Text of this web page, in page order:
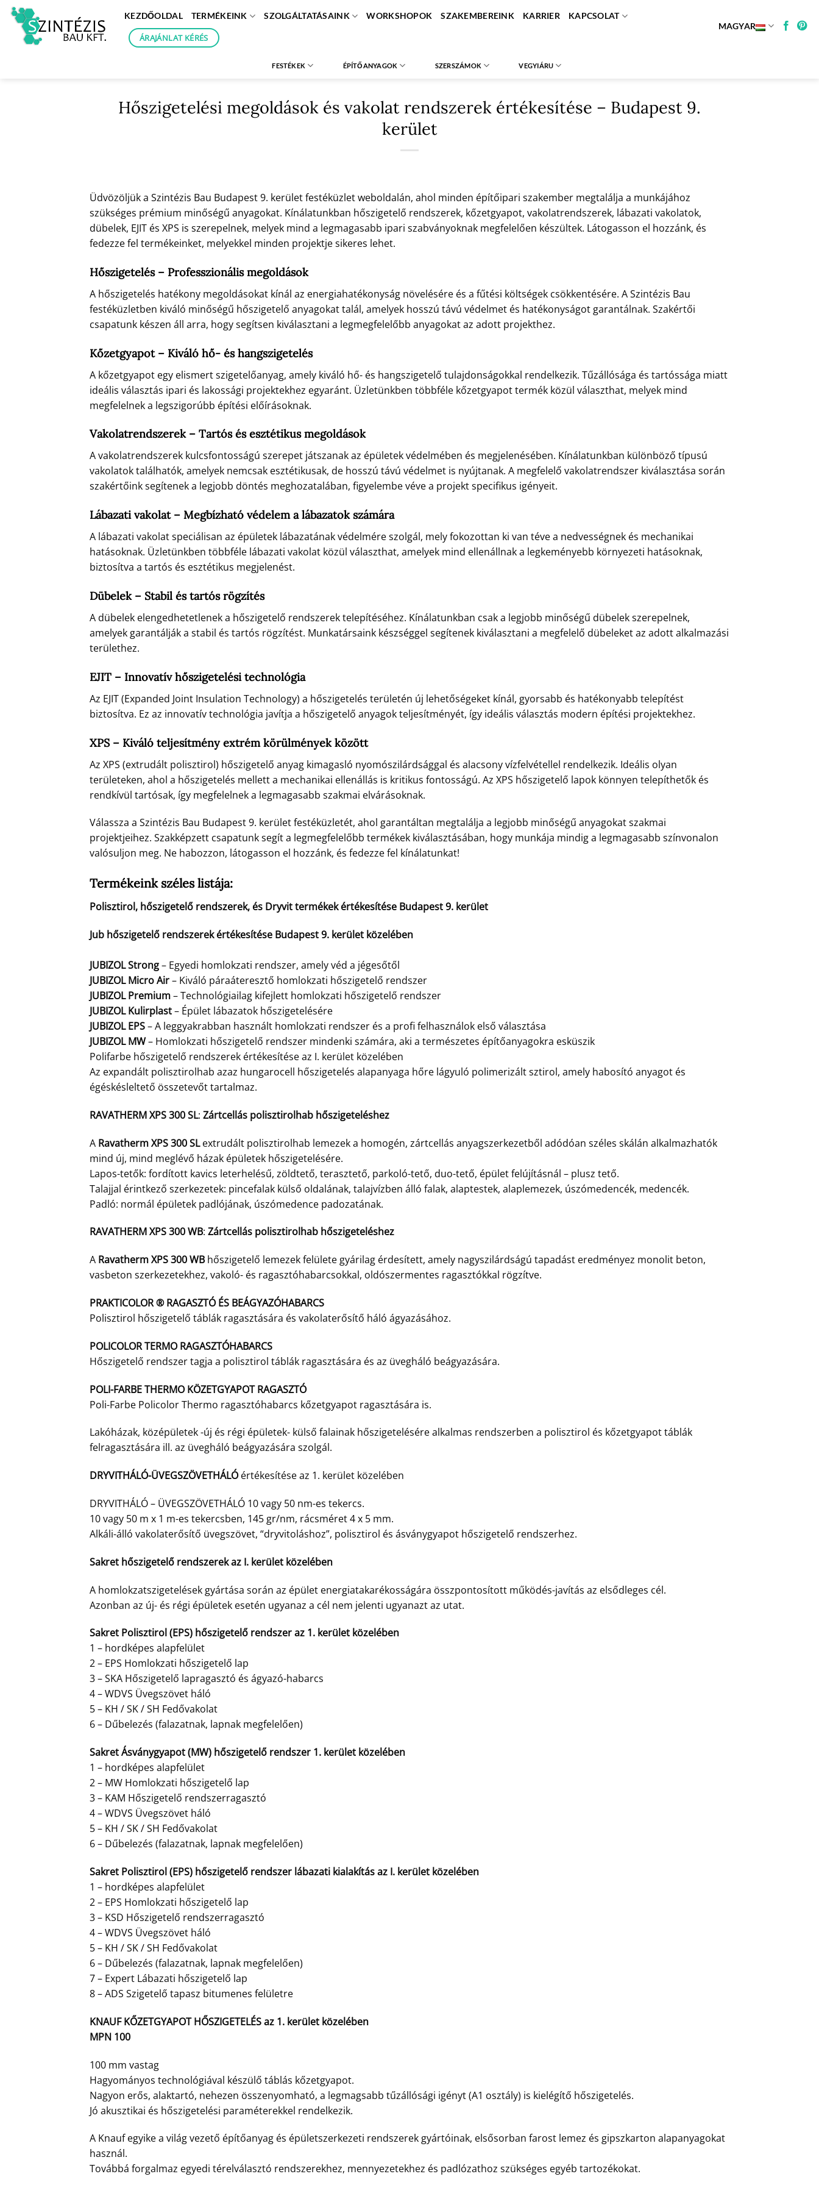
Skip
content
KEZDŐOLDAL TERMÉKEINK SZOLGÁLTATÁSAINK WORKSHOPOK SZAKEMBEREINK KARRIER KAPCSOLAT
ÁRAJÁNLAT KÉRÉS
MAGYAR
FESTÉKEK ÉPÍTŐANYAGOK SZERSZÁMOK VEGYIÁRU
Hőszigetelési megoldások és vakolat rendszerek értékesítése – Budapest 9.
kerület
Üdvözöljük a Szintézis Bau Budapest 9. kerület festéküzlet weboldalán, ahol minden építőipari szakember megtalálja a munkájához
szükséges prémium minőségű anyagokat. Kínálatunkban hőszigetelő rendszerek, kőzetgyapot, vakolatrendszerek, lábazati vakolatok,
dübelek, EJIT és XPS is szerepelnek, melyek mind a legmagasabb ipari szabványoknak megfelelően készültek. Látogasson el hozzánk, és
fedezze fel termékeinket, melyekkel minden projektje sikeres lehet.
Hőszigetelés – Professzionális megoldások
A hőszigetelés hatékony megoldásokat kínál az energiahatékonyság növelésére és a fűtési költségek csökkentésére. A Szintézis Bau
festéküzletben kiváló minőségű hőszigetelő anyagokat talál, amelyek hosszú távú védelmet és hatékonyságot garantálnak. Szakértői
csapatunk készen áll arra, hogy segítsen kiválasztani a legmegfelelőbb anyagokat az adott projekthez.
Kőzetgyapot – Kiváló hő- és hangszigetelés
A kőzetgyapot egy elismert szigetelőanyag, amely kiváló hő- és hangszigetelő tulajdonságokkal rendelkezik. Tűzállósága és tartóssága miatt
ideális választás ipari és lakossági projektekhez egyaránt. Üzletünkben többféle kőzetgyapot termék közül választhat, melyek mind
megfelelnek a legszigorúbb építési előírásoknak.
Vakolatrendszerek – Tartós és esztétikus megoldások
A vakolatrendszerek kulcsfontosságú szerepet játszanak az épületek védelmében és megjelenésében. Kínálatunkban különböző típusú
vakolatok találhatók, amelyek nemcsak esztétikusak, de hosszú távú védelmet is nyújtanak. A megfelelő vakolatrendszer kiválasztása során
szakértőink segítenek a legjobb döntés meghozatalában, figyelembe véve a projekt specifikus igényeit.
Lábazati vakolat – Megbízható védelem a lábazatok számára
A lábazati vakolat speciálisan az épületek lábazatának védelmére szolgál, mely fokozottan ki van téve a nedvességnek és mechanikai
hatásoknak. Üzletünkben többféle lábazati vakolat közül választhat, amelyek mind ellenállnak a legkeményebb környezeti hatásoknak,
biztosítva a tartós és esztétikus megjelenést.
Dübelek – Stabil és tartós rögzítés
A dübelek elengedhetetlenek a hőszigetelő rendszerek telepítéséhez. Kínálatunkban csak a legjobb minőségű dübelek szerepelnek,
amelyek garantálják a stabil és tartós rögzítést. Munkatársaink készséggel segítenek kiválasztani a megfelelő dübeleket az adott alkalmazási
területhez.
EJIT – Innovatív hőszigetelési technológia
Az EJIT (Expanded Joint Insulation Technology) a hőszigetelés területén új lehetőségeket kínál, gyorsabb és hatékonyabb telepítést
biztosítva. Ez az innovatív technológia javítja a hőszigetelő anyagok teljesítményét, így ideális választás modern építési projektekhez.
XPS – Kiváló teljesítmény extrém körülmények között
Az XPS (extrudált polisztirol) hőszigetelő anyag kimagasló nyomószilárdsággal és alacsony vízfelvétellel rendelkezik. Ideális olyan
területeken, ahol a hőszigetelés mellett a mechanikai ellenállás is kritikus fontosságú. Az XPS hőszigetelő lapok könnyen telepíthetők és
rendkívül tartósak, így megfelelnek a legmagasabb szakmai elvárásoknak.
Válassza a Szintézis Bau Budapest 9. kerület festéküzletét, ahol garantáltan megtalálja a legjobb minőségű anyagokat szakmai
projektjeihez. Szakképzett csapatunk segít a legmegfelelőbb termékek kiválasztásában, hogy munkája mindig a legmagasabb színvonalon
valósuljon meg. Ne habozzon, látogasson el hozzánk, és fedezze fel kínálatunkat!
Termékeink széles listája:
Polisztirol, hőszigetelő rendszerek, és Dryvit termékek értékesítése Budapest 9. kerület
Jub hőszigetelő rendszerek értékesítése Budapest 9. kerület közelében
JUBIZOL Strong– Egyedi homlokzati rendszer, amely véd a jégesőtől
JUBIZOL Micro Air– Kiváló páraáteresztő homlokzati hőszigetelő rendszer
JUBIZOL Premium– Technológiailag kifejlett homlokzati hőszigetelő rendszer
JUBIZOL Kulirplast– Épület lábazatok hőszigetelésére
JUBIZOL EPS– A leggyakrabban használt homlokzati rendszer és a profi felhasználok első választása
JUBIZOL MW– Homlokzati hőszigetelő rendszer mindenki számára, aki a természetes építőanyagokra esküszik
Polifarbe hőszigetelő rendszerek értékesítése az I. kerület közelében
Az expandált polisztirolhab azaz hungarocell hőszigetelés alapanyaga hőre lágyuló polimerizált sztirol, amely habosító anyagot és
égéskésleltető összetevőt tartalmaz.
RAVATHERM XPS 300 SL: Zártcellás polisztirolhab hőszigeteléshez
A Ravatherm XPS 300 SLextrudált polisztirolhab lemezek a homogén, zártcellás anyagszerkezetből adódóan széles skálán alkalmazhatók
mind új, mind meglévő házak épületek hőszigetelésére.
Lapos-tetők: fordított kavics leterhelésű, zöldtető, terasztető, parkoló-tető, duo-tető, épület felújításnál – plusz tető.
Talajjal érintkező szerkezetek: pincefalak külső oldalának, talajvízben álló falak, alaptestek, alaplemezek, úszómedencék, medencék.
Padló: normál épületek padlójának, úszómedence padozatának.
RAVATHERM XPS 300 WB: Zártcellás polisztirolhab hőszigeteléshez
A Ravatherm XPS 300 WB hőszigetelő lemezek felülete gyárilag érdesített, amely nagyszilárdságú tapadást eredményez monolit beton,
vasbeton szerkezetekhez, vakoló- és ragasztóhabarcsokkal, oldószermentes ragasztókkal rögzítve.
PRAKTICOLOR ® RAGASZTÓ ÉS BEÁGYAZÓHABARCS
Polisztirol hőszigetelő táblák ragasztására és vakolaterősítő háló ágyazásához.
POLICOLOR TERMO RAGASZTÓHABARCS
Hőszigetelő rendszer tagja a polisztirol táblák ragasztására és az üvegháló beágyazására.
POLI-FARBE THERMO KÖZETGYAPOT RAGASZTÓ
Poli-Farbe Policolor Thermo ragasztóhabarcs kőzetgyapot ragasztására is.
Lakóházak, középületek -új és régi épületek- külső falainak hőszigetelésére alkalmas rendszerben a polisztirol és kőzetgyapot táblák
felragasztására ill. az üvegháló beágyazására szolgál.
DRYVITHÁLÓ-ÜVEGSZÖVETHÁLÓértékesítése az 1. kerület közelében
DRYVITHÁLÓ – ÜVEGSZÖVETHÁLÓ 10 vagy 50 nm-es tekercs.
10 vagy 50 m x 1 m-es tekercsben, 145 gr/nm, rácsméret 4 x 5 mm.
Alkáli-álló vakolaterősítő üvegszövet, “dryvitoláshoz”, polisztirol és ásványgyapot hőszigetelő rendszerhez.
Sakret hőszigetelő rendszerek az I. kerület közelében
A homlokzatszigetelések gyártása során az épület energiatakarékosságára összpontosított működés-javítás az elsődleges cél.
Azonban az új- és régi épületek esetén ugyanaz a cél nem jelenti ugyanazt az utat.
Sakret Polisztirol (EPS) hőszigetelő rendszer az 1. kerület közelében
1 – hordképes alapfelület
2 – EPS Homlokzati hőszigetelő lap
3 – SKA Hőszigetelő lapragasztó és ágyazó-habarcs
4 – WDVS Üvegszövet háló
5 – KH / SK / SH Fedővakolat
6 – Dűbelezés (falazatnak, lapnak megfelelően)
Sakret Ásványgyapot (MW) hőszigetelő rendszer 1. kerület közelében
1 – hordképes alapfelület
2 – MW Homlokzati hőszigetelő lap
3 – KAM Hőszigetelő rendszerragasztó
4 – WDVS Üvegszövet háló
5 – KH / SK / SH Fedővakolat
6 – Dűbelezés (falazatnak, lapnak megfelelően)
Sakret Polisztirol (EPS) hőszigetelő rendszer lábazati kialakítás az I. kerület közelében
1 – hordképes alapfelület
2 – EPS Homlokzati hőszigetelő lap
3 – KSD Hőszigetelő rendszerragasztó
4 – WDVS Üvegszövet háló
5 – KH / SK / SH Fedővakolat
6 – Dűbelezés (falazatnak, lapnak megfelelően)
7 – Expert Lábazati hőszigetelő lap
8 – ADS Szigetelő tapasz bitumenes felületre
KNAUF KŐZETGYAPOT HŐSZIGETELÉS az 1. kerület közelében
MPN 100
100 mm vastag
Hagyományos technológiával készülő táblás kőzetgyapot.
Nagyon erős, alaktartó, nehezen összenyomható, a legmagsabb tűzállósági igényt (A1 osztály) is kielégítő hőszigetelés.
Jó akusztikai és hőszigetelési paraméterekkel rendelkezik.
A Knauf egyike a világ vezető építőanyag és épületszerkezeti rendszerek gyártóinak, elsősorban farost lemez és gipszkarton alapanyagokat
használ.
Továbbá forgalmaz egyedi térelválasztó rendszerekhez, mennyezetekhez és padlózathoz szükséges egyéb tartozékokat.